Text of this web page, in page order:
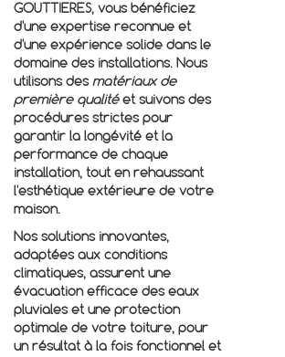
GOUTTIERES, vous bénéficiez
d'une expertise reconnue et
d'une expérience solide dans le
domaine des installations. Nous
utilisons des matériaux de
première qualitéet suivons des
procédures strictes pour
garantir la longévité et la
performance de chaque
installation, tout en rehaussant
l'esthétique extérieure de votre
maison.
Nos solutions innovantes,
adaptées aux conditions
climatiques, assurent une
évacuation efficace des eaux
pluviales et une protection
optimale de votre toiture, pour
un résultat à la fois fonctionnel et